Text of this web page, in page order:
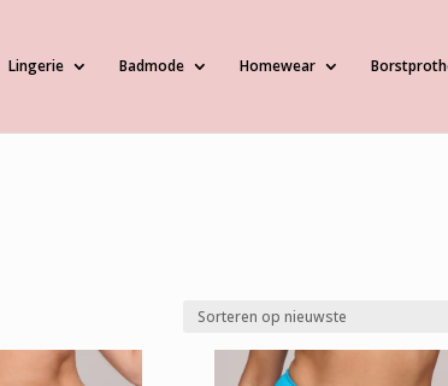
Lingerie Badmode Homewear